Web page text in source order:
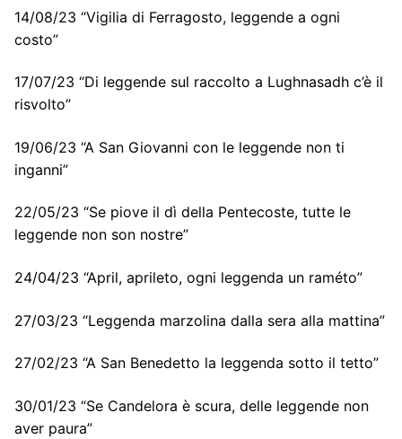
14/08/23 “Vigilia di Ferragosto, leggende a ogni
costo”
17/07/23 “Di leggende sul raccolto a Lughnasadh c’è il
risvolto”
19/06/23 “A San Giovanni con le leggende non ti
inganni”
22/05/23 “Se piove il dì della Pentecoste, tutte le
leggende non son nostre”
24/04/23 “April, aprileto, ogni leggenda un raméto”
27/03/23 “Leggenda marzolina dalla sera alla mattina”
27/02/23 “A San Benedetto la leggenda sotto il tetto”
30/01/23 “Se Candelora è scura, delle leggende non
aver paura”